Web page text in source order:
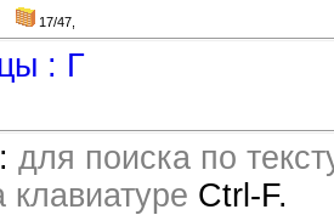
17/47,
: Г
для поиска по
Ctrl-F.